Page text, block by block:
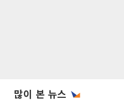
많이 본 뉴스